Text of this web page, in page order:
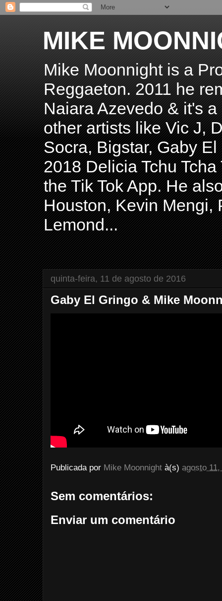
MIKE
Mike Moonnight is a
Reggaeton. 2011 he
Naiara Azevedo & it's
other artists like Vic J,
Socra, Bigstar, Gaby
2018 Delicia Tchu
the Tik Tok App. He
Houston, Kevin Mengi,
Lemond...
quinta-feira, 11 de agosto de 2016
Gaby El Gringo & Mike
Publicada por Mike Moonnight à(s) agosto 11,
Sem comentários:
Enviar um comentário